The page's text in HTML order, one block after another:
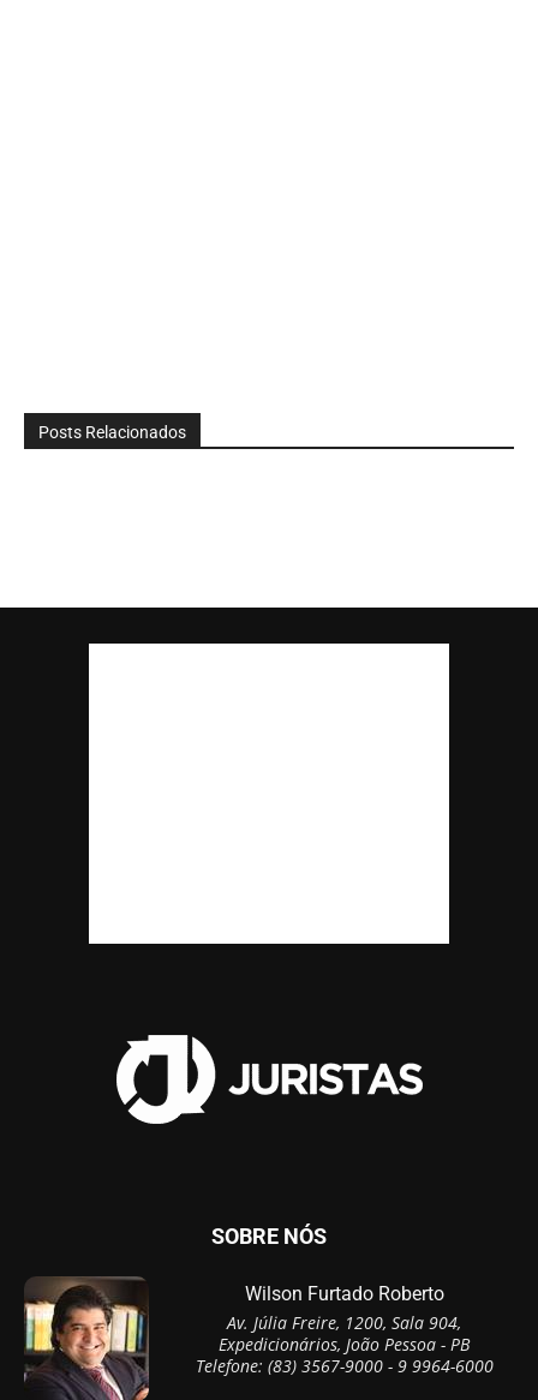
Posts Relacionados
SOBRE NÓS
Wilson Furtado Roberto
Av. Júlia Freire, 1200, Sala 904,
Expedicionários, João Pessoa - PB
Telefone: (83) 3567-9000 - 9 9964-6000